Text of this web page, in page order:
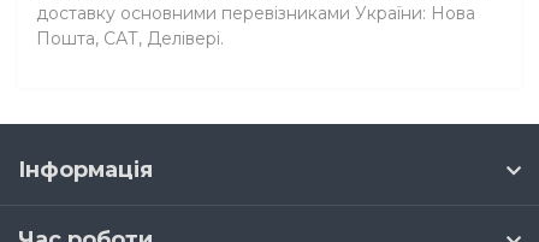
доставку основними перевізниками України: Нова
Пошта, САТ, Делівері.
Інформація